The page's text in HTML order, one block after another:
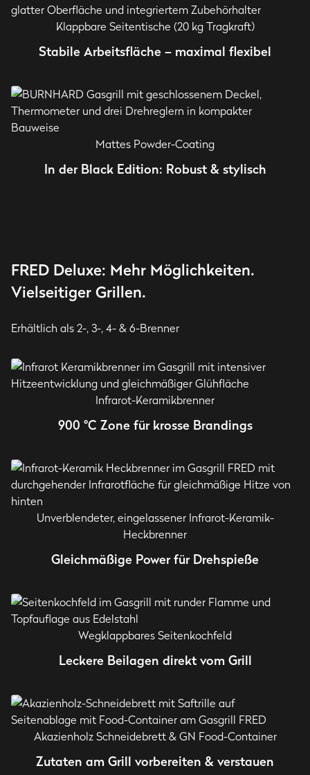
Klappbare Seitentische (20 kg Tragkraft)
Stabile Arbeitsfläche – maximal flexibel
Mattes Powder-Coating
In der Black Edition: Robust & stylisch
FRED Deluxe: Mehr Möglichkeiten.
Vielseitiger Grillen.
Erhältlich als 2-, 3-, 4- & 6-Brenner
Infrarot-Keramikbrenner
900 °C Zone für krosse Brandings
Unverblendeter, eingelassener Infrarot-Keramik-
Heckbrenner
Gleichmäßige Power für Drehspieße
Wegklappbares Seitenkochfeld
Leckere Beilagen direkt vom Grill
Akazienholz Schneidebrett & GN Food-Container
Zutaten am Grill vorbereiten & verstauen